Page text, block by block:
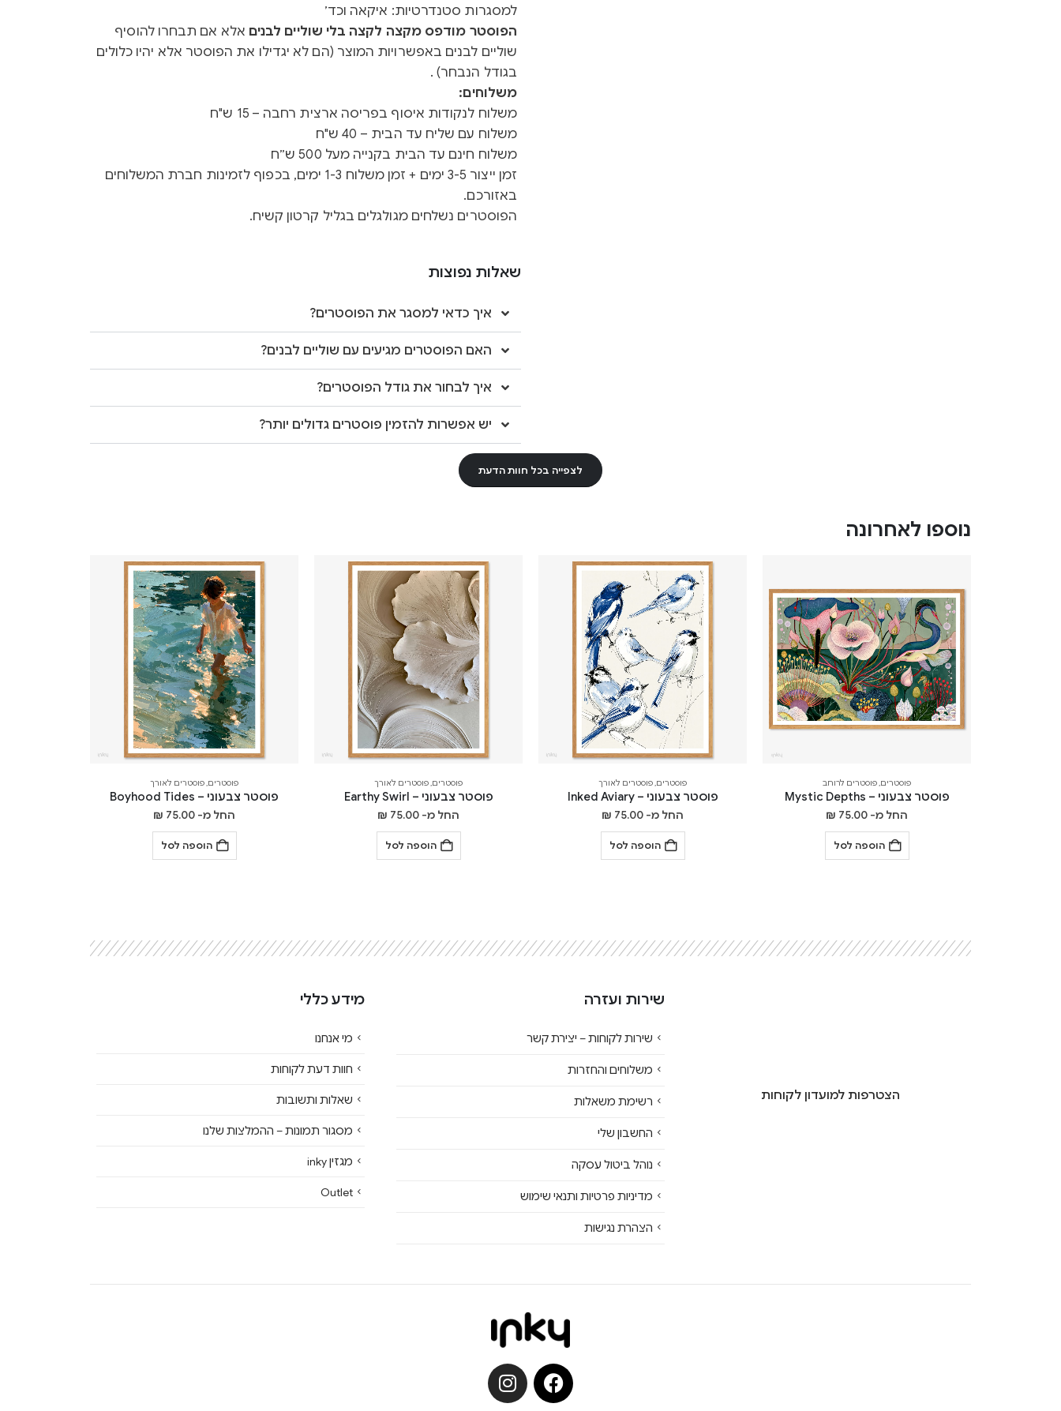
למסגרות סטנדרטיות: איקאה וכד׳
הפוסטר מודפס מקצה לקצה בלי שוליים לבנים אלא אם תבחרו להוסיף
שוליים לבנים באפשרויות המוצר (הם לא יגדילו את הפוסטר אלא יהיו כלולים
בגודל הנבחר) .
משלוחים:
משלוח לנקודות איסוף בפריסה ארצית רחבה – 15 ש"ח
משלוח עם שליח עד הבית – 40 ש"ח
משלוח חינם עד הבית בקנייה מעל 500 ש״ח
זמן ייצור 3-5 ימים + זמן משלוח 1-3 ימים, בכפוף לזמינות חברת המשלוחים
באזורכם.
הפוסטרים נשלחים מגולגלים בגליל קרטון קשיח.
שאלות נפוצות
איך כדאי למסגר את הפוסטרים?
האם הפוסטרים מגיעים עם שוליים לבנים?
איך לבחור את גודל הפוסטרים?
יש אפשרות להזמין פוסטרים גדולים יותר?
לצפייה בכל חוות הדעת
נוספו לאחרונה
פוסטרים,פוסטרים לרוחב
פוסטר צבעוני – Mystic Depths
החל מ- ₪ 75.00
הוספה לסל
פוסטרים,פוסטרים לאורך
פוסטר צבעוני – Inked Aviary
החל מ- ₪ 75.00
הוספה לסל
פוסטרים,פוסטרים לאורך
פוסטר צבעוני – Earthy Swirl
החל מ- ₪ 75.00
הוספה לסל
פוסטרים,פוסטרים לאורך
פוסטר צבעוני – Boyhood Tides
החל מ- ₪ 75.00
הוספה לסל
הצטרפות למועדון לקוחות
שירות ועזרה
שירות לקוחות – יצירת קשר
משלוחים והחזרות
רשימת משאלות
החשבון שלי
נוהל ביטול עסקה
מדיניות פרטיות ותנאי שימוש
הצהרת נגישות
מידע כללי
מי אנחנו
חוות דעת לקוחות
שאלות ותשובות
מסגור תמונות – ההמלצות שלנו
מגזין inky
Outlet